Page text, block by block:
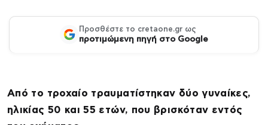
Προσθέστε το cretaone.gr ως
προτιμώμενη πηγή στο Google
Από το τροχαίο τραυματίστηκαν δύο γυναίκες,
ηλικίας 50 και 55 ετών, που βρισκόταν εντός